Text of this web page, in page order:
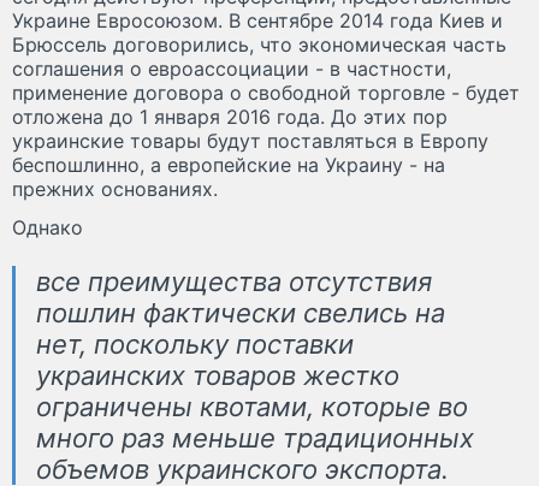
Украине Евросоюзом. В сентябре 2014 года Киев и
Брюссель договорились, что экономическая часть
соглашения о евроассоциации - в частности,
применение договора о свободной торговле - будет
отложена до 1 января 2016 года. До этих пор
украинские товары будут поставляться в Европу
беспошлинно, а европейские на Украину - на
прежних основаниях.
Однако
все преимущества отсутствия
пошлин фактически свелись на
нет, поскольку поставки
украинских товаров жестко
ограничены квотами, которые во
много раз меньше традиционных
объемов украинского экспорта.